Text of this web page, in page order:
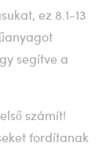
ez 8.1-13
segítve a
számít!
fordítanak